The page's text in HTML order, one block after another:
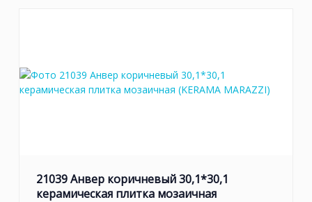
21039 Анвер коричневый 30,1*30,1
керамическая плитка мозаичная